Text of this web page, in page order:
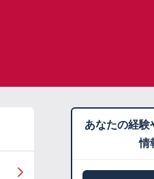
あなたの経験
情